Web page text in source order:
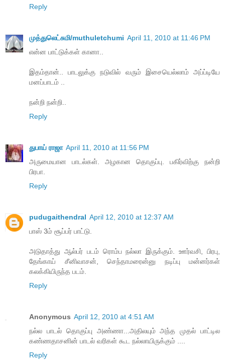
Reply
முத்துலெட்சுமி/muthuletchumi April 11, 2010 at 11:46 PM
என்ன பாட்டுக்கள் கானா..
இதம்தான்.. பாடலுக்கு நடுவில் வரும் இசையெல்லாம் அப்ப்டியே
மனப்பாடம் ..
நன்றி நன்றி..
Reply
துபாய் ராஜா April 11, 2010 at 11:56 PM
அருமையான பாடல்கள். அழகான தொகுப்பு. பகிர்விற்கு நன்றி
பிரபா.
Reply
pudugaithendral April 12, 2010 at 12:37 AM
பாஸ் 3ம் சூப்பர் பாட்டு.
அடுதாத்து ஆல்பர் படம் ரொம்ப நல்லா இருக்கும். ஊர்வசி, பிரபு,
தேங்காய் சீனிவாசன், செந்தாமரைன்னு நடிப்பு மன்னர்கள்
கலக்கியிருந்த படம்.
Reply
Anonymous April 12, 2010 at 4:51 AM
நல்ல பாடல் தொகுப்பு அண்ணா...அதிலயும் அந்த முதல் பாட்டில
கண்ணதாசனின் பாடல் வரிகள் கூட நல்லாயிருக்கும் ....
Reply